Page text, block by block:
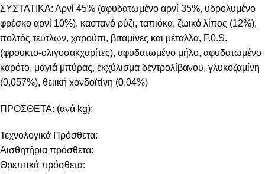
ΣΥΣΤΑΤΙΚΑ: Αρνί 45% (αφυδατωμένο αρνί 35%, υδρολυμένο
φρέσκο αρνί 10%), καστανό ρύζι, ταπιόκα, ζωικό λίπος (12%),
πολτός τεύτλων, χαρούπι, βιταμίνες και μέταλλα, F.0.S.
(φρουκτο-ολιγοσακχαρίτες), αφυδατωμένο μήλο, αφυδατωμένο
καρότο, μαγιά μπύρας, εκχύλισμα δεντρολίβανου, γλυκοζαμίνη
(0,057%), θειική χονδοϊτίνη (0,04%)
ΠΡΟΣΘΕΤΑ: (ανά kg):
Τεχνολογικά Πρόσθετα:
Αισθητήρια πρόσθετα:
Θρεπτικά πρόσθετα: